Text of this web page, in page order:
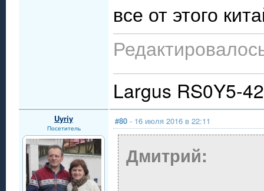
все от этого
Largus RS0Y5-
Uyriy
Посетитель
#80 - 16 июля 2016 в 22:11
Дмитрий: